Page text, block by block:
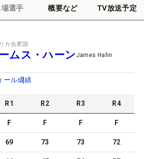
場選手 概要など TV放送予定
カ合衆国
ムス・ハーン James Hahn
ール成績
R1 R2 R3 R4
F F F F
69 73 73 72